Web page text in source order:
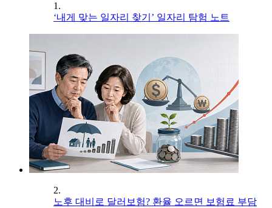
1.
‘내게 맞는 일자리 찾기’ 일자리 탐험 노트
2.
노후 대비로 달러보험? 환율 오르면 보험료 부담